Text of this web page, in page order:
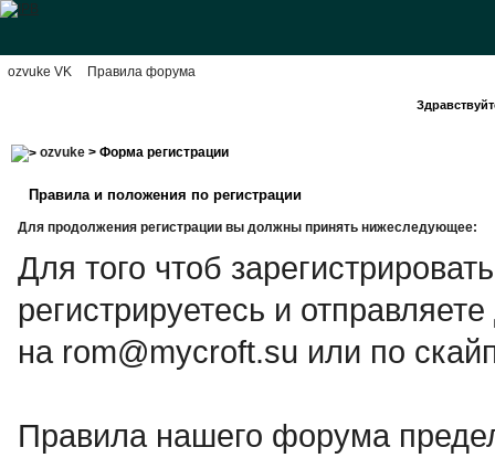
ozvuke VK Правила форума
ozvuke> Форма регистрации
Правила и положения по регистрации
Для продолжения регистрации вы должны принять нижеследующее:
Для того чтоб
регистрируетесь и
на rom@mycroft.su или по
Правила нашего форума